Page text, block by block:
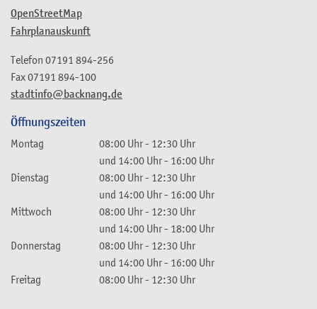
OpenStreetMap
Fahrplanauskunft
stadtinfo@backnang.de
Telefon 07191 894-256
Fax07191 894-100
Öffnungszeiten
Montag 08:00 Uhr- 12:30 Uhr
und 14:00 Uhr- 16:00 Uhr
Dienstag
08:00 Uhr- 12:30 Uhr
und 14:00 Uhr- 16:00 Uhr
Mittwoch
08:00 Uhr- 12:30 Uhr
und 14:00 Uhr- 18:00 Uhr
Donnerstag
08:00 Uhr- 12:30 Uhr
und 14:00 Uhr- 16:00 Uhr
Freitag
08:00 Uhr- 12:30 Uhr